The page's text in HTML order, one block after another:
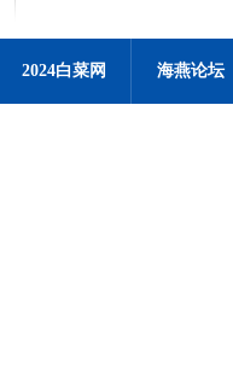
2024白菜网 海燕论坛